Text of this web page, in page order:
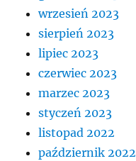
wrzesień 2023
sierpień 2023
lipiec 2023
czerwiec 2023
marzec 2023
styczeń 2023
listopad 2022
październik 2022